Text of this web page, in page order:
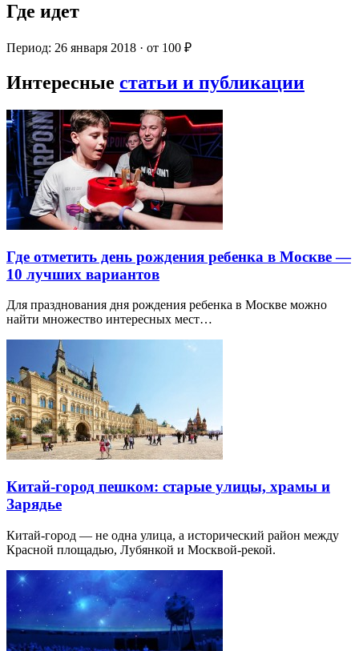
Где идет
Период: 26 января 2018 · от 100 ₽
Интересные статьи и публикации
Где отметить день рождения ребенка в Москве —
10 лучших вариантов
Для празднования дня рождения ребенка в Москве можно
найти множество интересных мест…
Китай-город пешком: старые улицы, храмы и
Зарядье
Китай-город — не одна улица, а исторический район между
Красной площадью, Лубянкой и Москвой-рекой.